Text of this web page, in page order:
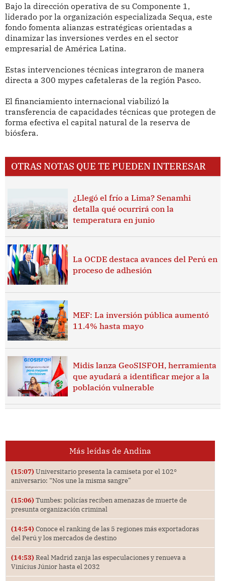
Bajo la dirección operativa de su Componente 1,
liderado por la organización especializada Sequa, este
fondo fomenta alianzas estratégicas orientadas a
dinamizar las inversiones verdes en el sector
empresarial de América Latina.
Estas intervenciones técnicas integraron de manera
directa a 300 mypes cafetaleras de la región Pasco.
El financiamiento internacional viabilizó la
transferencia de capacidades técnicas que protegen de
forma efectiva el capital natural de la reserva de
biósfera.
OTRAS NOTAS QUE TE PUEDEN INTERESAR
¿Llegó el frío a Lima? Senamhi
detalla qué ocurrirá con la
temperatura en junio
La OCDE destaca avances del Perú en
proceso de adhesión
MEF: La inversión pública aumentó
11.4% hasta mayo
Midis lanza GeoSISFOH, herramienta
que ayudará a identificar mejor a la
población vulnerable
Más leídas de Andina
(15:07) Universitario presenta la camiseta por el 102°
aniversario: “Nos une la misma sangre”
(15:06) Tumbes: policías reciben amenazas de muerte de
presunta organización criminal
(14:54) Conoce el ranking de las 5 regiones más exportadoras
del Perú y los mercados de destino
(14:53) Real Madrid zanja las especulaciones y renueva a
Vinícius Júnior hasta el 2032